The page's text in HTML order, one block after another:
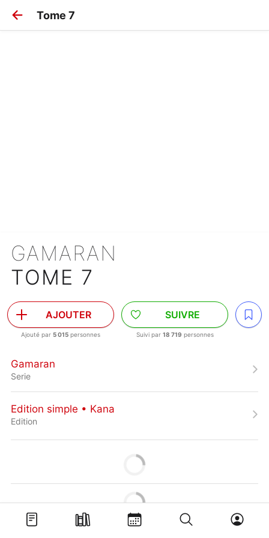
Tome 7
GAMARAN
TOME 7
AJOUTER
Ajouté par 5 015 personnes
SUIVRE
Suivi par 18 719 personnes
Gamaran
Serie
Edition simple • Kana
Edition